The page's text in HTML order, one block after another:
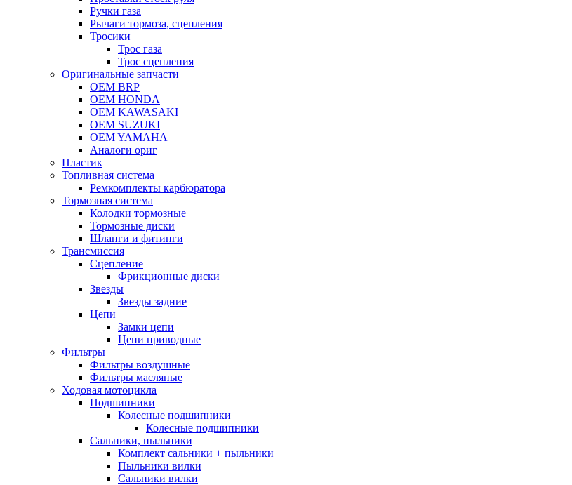
Ручки газа
Рычаги тормоза, сцепления
Тросики
Трос газа
Трос сцепления
Оригинальные запчасти
OEM BRP
OEM HONDA
OEM KAWASAKI
OEM SUZUKI
OEM YAMAHA
Аналоги ориг
Пластик
Топливная система
Ремкомплекты карбюратора
Тормозная система
Колодки тормозные
Тормозные диски
Шланги и фитинги
Трансмиссия
Cцепление
Фрикционные диски
Звезды
Звезды задние
Цепи
Замки цепи
Цепи приводные
Фильтры
Фильтры воздушные
Фильтры масляные
Ходовая мотоцикла
Подшипники
Колесные подшипники
Колесные подшипники
Сальники, пыльники
Комплект сальники + пыльники
Пыльники вилки
Сальники вилки